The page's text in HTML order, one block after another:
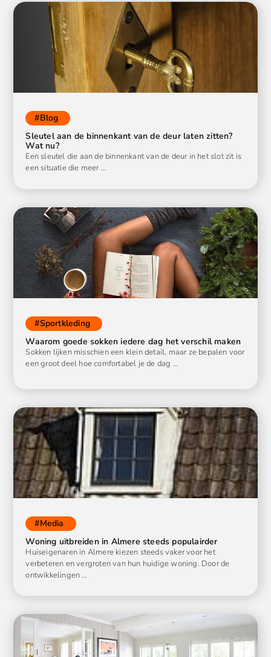
#Blog
Sleutel aan de binnenkant van de deur laten zitten?
Wat nu?
Een sleutel die aan de binnenkant van de deur in het slot zit is
een situatie die meer …
#Sportkleding
Waarom goede sokken iedere dag het verschil maken
Sokken lijken misschien een klein detail, maar ze bepalen voor
een groot deel hoe comfortabel je de dag …
#Media
Woning uitbreiden in Almere steeds populairder
Huiseigenaren in Almere kiezen steeds vaker voor het
verbeteren en vergroten van hun huidige woning. Door de
ontwikkelingen …